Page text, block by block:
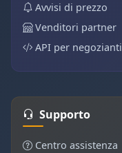
Avvisi di prezzo
Venditori partner
API per negozianti
Supporto
Centro assistenza